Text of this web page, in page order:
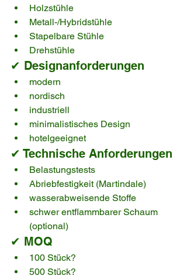
Holzstühle
Metall-/Hybridstühle
Stapelbare Stühle
Drehstühle
✔ Designanforderungen
modern
nordisch
industriell
minimalistisches Design
hotelgeeignet
✔ Technische Anforderungen
Belastungstests
Abriebfestigkeit (Martindale)
wasserabweisende Stoffe
schwer entflammbarer Schaum
(optional)
✔ MOQ
100 Stück?
500 Stück?